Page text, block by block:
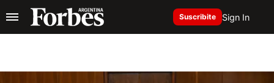
Suscribite Sign In